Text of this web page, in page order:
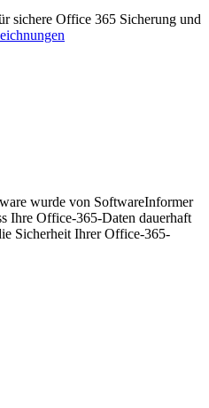
sichere Office 365 Sicherung und
wurde von SoftwareInformer
Ihre Office-365-Daten dauerhaft
Sicherheit Ihrer Office-365-